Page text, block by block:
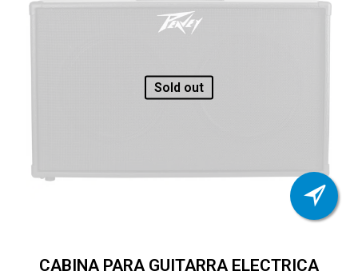
Sold out
CABINA PARA GUITARRA ELECTRICA